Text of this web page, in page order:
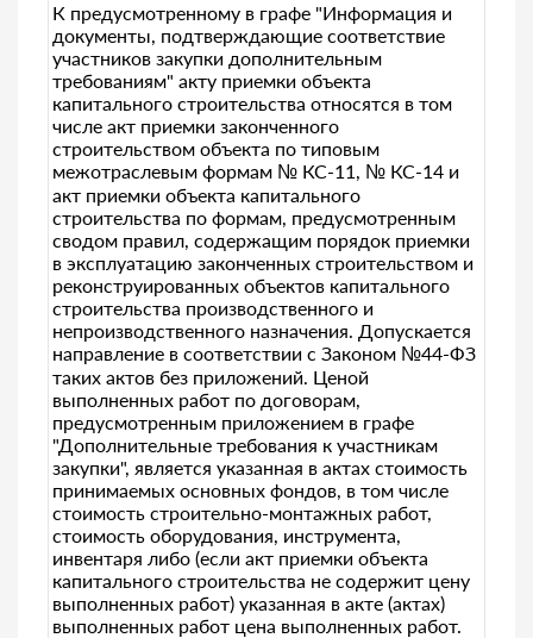
К предусмотренному в графе "Информация и
документы, подтверждающие соответствие
участников закупки дополнительным
требованиям" акту приемки объекта
капитального строительства относятся в том
числе акт приемки законченного
строительством объекта по типовым
межотраслевым формам № КС-11, № КС-14 и
акт приемки объекта капитального
строительства по формам, предусмотренным
сводом правил, содержащим порядок приемки
в эксплуатацию законченных строительством и
реконструированных объектов капитального
строительства производственного и
непроизводственного назначения. Допускается
направление в соответствии с Законом №44-ФЗ
таких актов без приложений. Ценой
выполненных работ по договорам,
предусмотренным приложением в графе
"Дополнительные требования к участникам
закупки", является указанная в актах стоимость
принимаемых основных фондов, в том числе
стоимость строительно-монтажных работ,
стоимость оборудования, инструмента,
инвентаря либо (если акт приемки объекта
капитального строительства не содержит цену
выполненных работ) указанная в акте (актах)
выполненных работ цена выполненных работ.